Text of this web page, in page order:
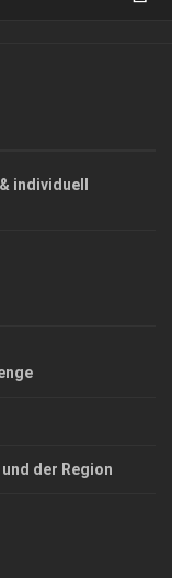
individuell
der Region